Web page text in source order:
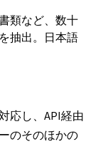
類など、数十
抽出。日本語
応し、API経由
のそのほかの